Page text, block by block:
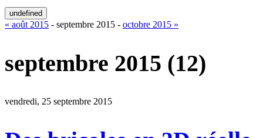
undefined
« août 2015 - septembre 2015 - octobre 2015 »
septembre 2015 (12)
vendredi, 25 septembre 2015